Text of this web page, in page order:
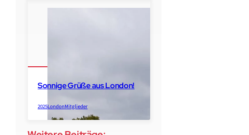
Sonnige Grüße aus London!
2025LondonMitglieder